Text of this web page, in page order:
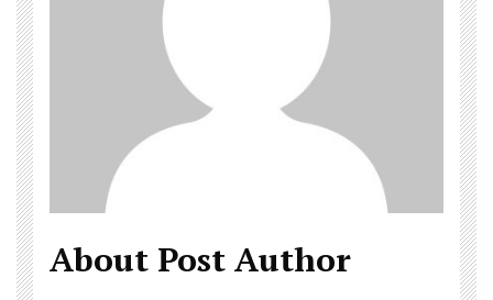
About Post Author